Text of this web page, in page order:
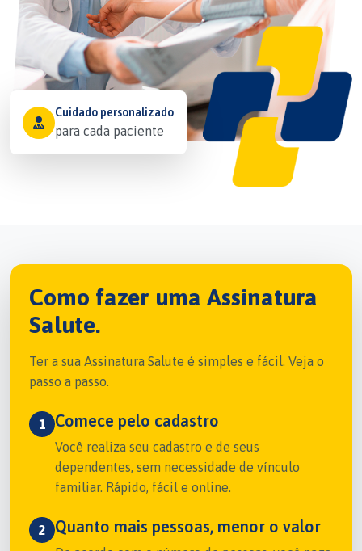
Cuidado personalizado
para cada paciente
Como fazer uma Assinatura
Salute.
Ter a sua Assinatura Salute é simples e fácil. Veja o
passo a passo.
1 Comece pelo cadastro
Você realiza seu cadastro e de seus
dependentes, sem necessidade de vínculo
familiar. Rápido, fácil e online.
2 Quanto mais pessoas, menor o valor